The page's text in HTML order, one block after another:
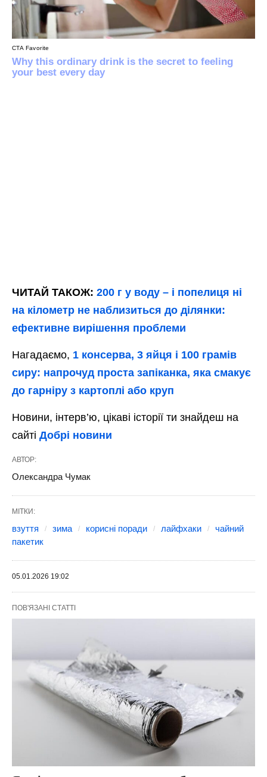
ЧИТАЙ ТАКОЖ: 200 г у воду – і попелиця ні
на кілометр не наблизиться до ділянки:
ефективне вирішення проблеми
Нагадаємо, 1 консерва, 3 яйця і 100 грамів
сиру: напрочуд проста запіканка, яка смакує
до гарніру з картоплі або круп
Новини, інтерв’ю, цікаві історії ти знайдеш на
сайті Добрі новини
АВТОР:
Олександра Чумак
МІТКИ:
взуття зима корисні поради лайфхаки
чайний
пакетик
05.01.2026 19:02
ПОВ'ЯЗАНІ СТАТТІ